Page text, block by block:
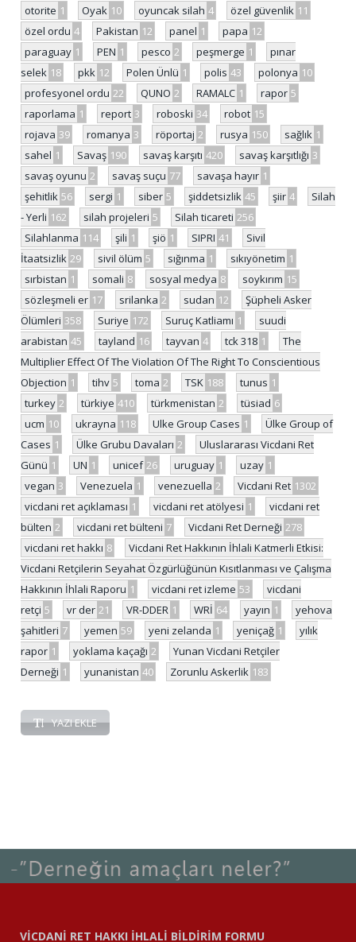
otorite 1 Oyak 10 oyuncak silah 4 özel güvenlik 11
özel ordu 4 Pakistan 12 panel 1 papa 12
paraguay 1 PEN 1 pesco 2 peşmerge 1
pınar
selek 18 pkk 12 Polen Ünlü 1 polis 43 polonya 10
profesyonel ordu 22 QUNO 2 RAMALC 1 rapor 5
raporlama 1 report 3 roboski 34 robot 15
rojava 39 romanya 3 röportaj 2 rusya 150 sağlık 1
sahel 1 Savaş 190 savaş karşıtı 420 savaş karşıtlığı 3
savaş oyunu 2 savaş suçu 77 savaşa hayır 1
şehitlik 56 sergi 1 siber 5 şiddetsizlik 45 şiir 4
Silah
- Yerli 162 silah projeleri 5 Silah ticareti 256
Silahlanma 114 şili 1 şiö 1 SIPRI 41
Sivil
İtaatsizlik 29 sivil ölüm 5 sığınma 1 sıkıyönetim 1
sırbistan 1 somali 8 sosyal medya 8 soykırım 15
sözleşmeli er 17 srilanka 2 sudan 12
Şüpheli Asker
Ölümleri 358 Suriye 172 Suruç Katliamı 1
suudi
arabistan 45 tayland 16 tayvan 4 tck 318 1
The
Multiplier Effect Of The Violation Of The Right To Conscientious
Objection 1 tihv 5 toma 2 TSK 188 tunus 1
turkey 2 türkiye 410 türkmenistan 2 tüsiad 6
ucm 10 ukrayna 118 Ulke Group Cases 1
Ülke Group of
Cases 1 Ülke Grubu Davaları 2
Uluslararası Vicdani Ret
Günü 1 UN 1 unicef 26 uruguay 1 uzay 1
vegan 3 Venezuela 1 venezuella 2 Vicdani Ret 1302
vicdani ret açıklaması 1 vicdani ret atölyesi 1
vicdani ret
bülten 2 vicdani ret bülteni 7 Vicdani Ret Derneği 278
vicdani ret hakkı 8
Vicdani Ret Hakkının İhlali Katmerli Etkisi:
Vicdani Retçilerin Seyahat Özgürlüğünün Kısıtlanması ve Çalışma
Hakkının İhlali Raporu 1 vicdani ret izleme 53
vicdani
retçi 5 vr der 21 VR-DDER 1 WRİ 64 yayın 1
yehova
şahitleri 7 yemen 59 yeni zelanda 1 yeniçağ 1
yılık
rapor 1 yoklama kaçağı 2
Yunan Vicdani Retçiler
Derneği 1 yunanistan 40 Zorunlu Askerlik 183
YAZI EKLE
VİCDANİ RET HAKKI İHLALİ BİLDİRİM FORMU